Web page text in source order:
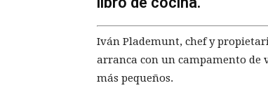
Iván Plademunt, chef y
arranca con un campamento de
más pequeños.